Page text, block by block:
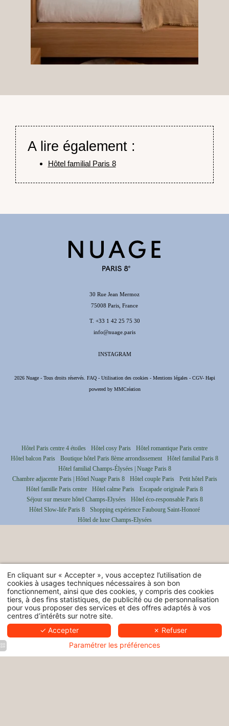
A lire également :
Hôtel familial Paris 8
30 Rue Jean Mermoz
75008 Paris, France
T. +33 1 42 25 75 30
info@nuage.paris
INSTAGRAM
2026 Nuage - Tous droits réservés. FAQ- Utilisation des cookies- Mentions légales- CGV- Hapi
powered by MMCréation
Hôtel Paris centre 4 étoiles Hôtel cosy Paris
Hôtel romantique Paris centre
Hôtel balcon Paris
Boutique hôtel Paris 8ème arrondissement
Hôtel familial Paris 8
Hôtel familial Champs-Élysées | Nuage Paris 8
Chambre adjacente Paris | Hôtel Nuage Paris 8
Hôtel couple Paris
Petit hôtel Paris
Hôtel famille Paris centre
Hôtel calme Paris
Escapade originale Paris 8
Séjour sur mesure hôtel Champs-Elysées
Hôtel éco-responsable Paris 8
Hôtel Slow-life Paris 8
Shopping expérience Faubourg Saint-Honoré
Hôtel de luxe Champs-Elysées
En cliquant sur « Accepter », vous acceptez l’utilisation de
cookies à usages techniques nécessaires à son bon
fonctionnement, ainsi que des cookies, y compris des cookies
tiers, à des fins statistiques, de publicité ou de personnalisation
pour vous proposer des services et des offres adaptés à vos
centres d’intérêts sur notre site.
✓ Accepter
✗ Refuser
Paramétrer les préférences